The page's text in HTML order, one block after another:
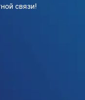
связи!